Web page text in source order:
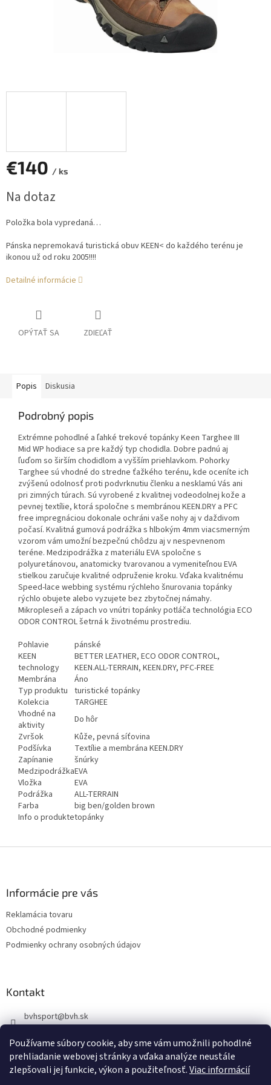
Používame súbory cookie, aby sme vám umožnili pohodlné
prehliadanie webovej stránky a vďaka analýze neustále
zlepšovali jej funkcie, výkon a použiteľnosť.Viac informácií
€140 / ks
cena:
Na dotaz
Položka bola vypredaná…
Pánska nepremokavá turistická obuv KEEN< do každého terénu je
ikonou už od roku 2005!!!!
Detailné informácie
OPÝTAŤ SA ZDIEĽAŤ
Popis Diskusia
Podrobný popis
Extrémne pohodlné a ľahké trekové topánky Keen Targhee III
Mid WP hodiace sa pre každý typ chodidla. Dobre padnú aj
ľuďom so širším chodidlom a vyšším priehlavkom. Pohorky
Targhee sú vhodné do stredne ťažkého terénu, kde oceníte ich
zvýšenú odolnosť proti podvrknutiu členku a nesklamú Vás ani
pri zimných túrach. Sú vyrobené z kvalitnej vodeodolnej kože a
pevnej textílie, ktorá spoločne s membránou KEEN.DRY a PFC
free impregnáciou dokonale ochráni vaše nohy aj v daždivom
počasí. Kvalitná gumová podrážka s hlbokým 4mm viacsmerným
vzorom vám umožní bezpečnú chôdzu aj v nespevnenom
teréne. Medzipodrážka z materiálu EVA spoločne s
polyuretánovou, anatomicky tvarovanou a vymeniteľnou EVA
stielkou zaručuje kvalitné odpruženie kroku. Vďaka kvalitnému
Speed-lace webbing systému rýchleho šnurovania topánky
rýchlo obujete alebo vyzujete bez zbytočnej námahy.
Mikropleseň a zápach vo vnútri topánky potláča technológia ECO
ODOR CONTROL šetrná k životnému prostrediu.
Pohlavie
pánské
KEEN
technology
BETTER LEATHER, ECO ODOR CONTROL,
KEEN.ALL-TERRAIN, KEEN.DRY, PFC-FREE
Membrána
Áno
Typ produktu turistické topánky
Kolekcia
TARGHEE
Vhodné na
aktivity
Do hôr
Zvršok
Kůže, pevná síťovina
Podšívka
Textílie a membrána KEEN.DRY
Zapínanie
šnúrky
MedzipodrážkaEVA
Vložka
EVA
Podrážka
ALL-TERRAIN
Farba
big ben/golden brown
Info o produktetopánky
Informácie pre vás
Reklamácia tovaru
Obchodné podmienky
Podmienky ochrany osobných údajov
Kontakt
bvhsport@bvh.sk
https://www.facebook.com/profile.php?id=100085341344983
bvhsport